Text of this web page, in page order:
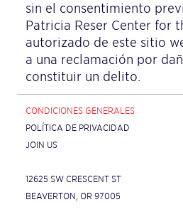
sin el consentimiento
Patricia Reser Center for
autorizado de este sitio
a una reclamación por
constituir un delito.
CONDICIONES GENERALES
POLÍTICA DE PRIVACIDAD
JOIN US
12625 SW CRESCENT ST
BEAVERTON, OR 97005